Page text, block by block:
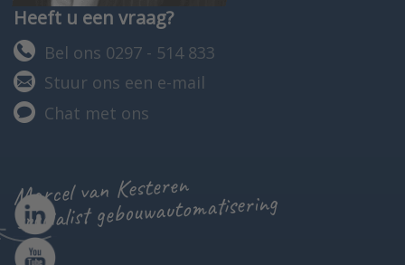
Heeft u een vraag?
Bel ons 0297 - 514 833
Stuur ons een e-mail
Chat met ons
Marcel van Kesteren
specialist gebouwautomatisering